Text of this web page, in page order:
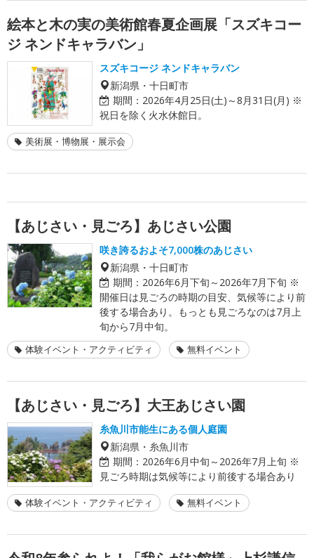
絵本と木の実の美術館春夏企画展「スズキコー
ジ ネンドキャラバン」
スズキコージ ネンドキャラバン
新潟県・十日町市
期間： 2026年4月25日(土)～8月31日(月) ※
祝日を除く火水休館日。
美術展・博物展・展示会
【あじさい・見ごろ】あじさい公園
咲き誇るおよそ7,000株のあじさい
新潟県・十日町市
期間： 2026年6月下旬～2026年7月下旬 ※
開催日は見ごろの時期の目安、気候等により前
後する場合あり。もっとも見ごろなのは7月上
旬から7月中旬。
体験イベント・アクティビティ 無料イベント
【あじさい・見ごろ】大王あじさい園
糸魚川市能生にある個人庭園
新潟県・糸魚川市
期間： 2026年6月中旬～2026年7月上旬 ※
見ごろ時期は気候等により前後する場合あり
体験イベント・アクティビティ 無料イベント